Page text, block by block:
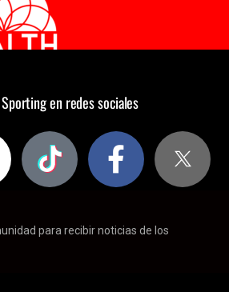
en redes sociales
para recibir noticias de los